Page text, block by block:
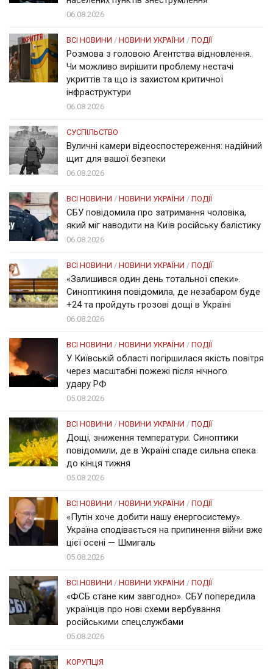
06.08.2026
ВСІ НОВИНИ / НОВИНИ УКРАЇНИ / ПОДІЇ
Розмова з головою Агентства відновлення.
Чи можливо вирішити проблему нестачі
укриттів та що із захистом критичної
інфраструктури
06.08.2026
СУСПІЛЬСТВО
Вуличні камери відеоспостереження: надійний
щит для вашої безпеки
06.08.2026
ВСІ НОВИНИ / НОВИНИ УКРАЇНИ / ПОДІЇ
СБУ повідомила про затримання чоловіка,
який міг наводити на Київ російську балістику
06.08.2026
ВСІ НОВИНИ / НОВИНИ УКРАЇНИ / ПОДІЇ
«Залишився один день тотальної спеки».
Синоптикиня повідомила, де незабаром буде
+24 та пройдуть грозові дощі в Україні
06.08.2026
ВСІ НОВИНИ / НОВИНИ УКРАЇНИ / ПОДІЇ
У Київській області погіршилася якість повітря
через масштабні пожежі після нічного
удару РФ
05.08.2026
ВСІ НОВИНИ / НОВИНИ УКРАЇНИ / ПОДІЇ
Дощі, зниження температури. Синоптики
повідомили, де в Україні спаде сильна спека
до кінця тижня
05.08.2026
ВСІ НОВИНИ / НОВИНИ УКРАЇНИ / ПОДІЇ
«Путін хоче добити нашу енергосистему».
Україна сподівається на припинення війни вже
цієї осені — Шмигаль
05.08.2026
ВСІ НОВИНИ / НОВИНИ УКРАЇНИ / ПОДІЇ
«ФСБ стане ким завгодно». СБУ попередила
українців про нові схеми вербування
російськими спецслужбами
05.08.2026
КОРУПЦІЯ